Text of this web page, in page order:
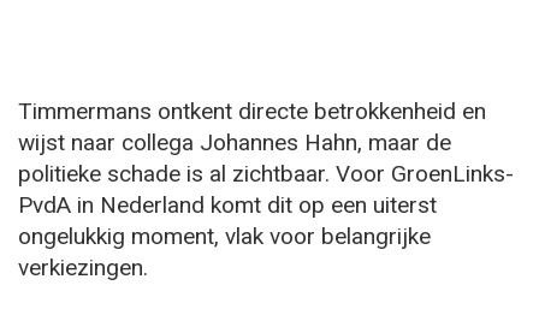
Timmermans ontkent directe betrokkenheid en
wijst naar collega Johannes Hahn, maar de
politieke schade is al zichtbaar. Voor GroenLinks-
PvdA in Nederland komt dit op een uiterst
ongelukkig moment, vlak voor belangrijke
verkiezingen.